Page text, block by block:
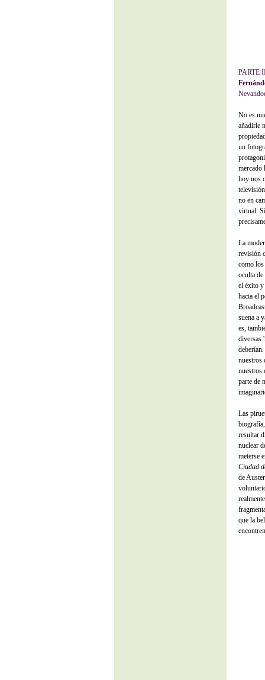
PARTE
No es
añadirle
un
mercado
hoy nos
no en
virtual.
La
revisión
como los
oculta de
el éxito y
hacia el
suena a
es,
diversas
nuestros
nuestros
parte de
Las
resultar
nuclear
meterse
Ciudad
de
que la